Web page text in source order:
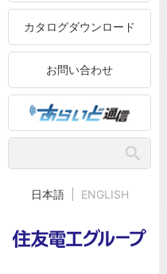
カタログダウンロード
お問い合わせ
日本語 ENGLISH